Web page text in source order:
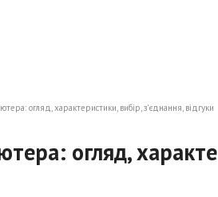
огляд, характеристики, вибір, з'єднання, відгуки
огляд,